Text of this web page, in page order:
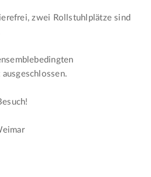
zwei Rollstuhlplätze sind